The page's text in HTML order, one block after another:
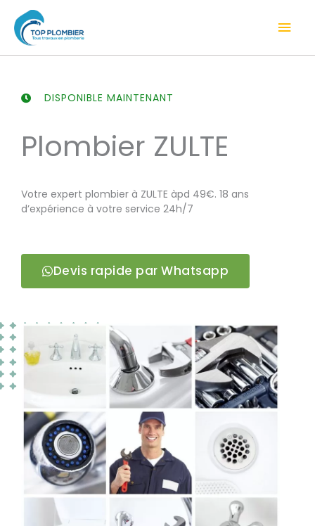
contenu
DISPONIBLE MAINTENANT
Plombier ZULTE
Votre expert plombier à ZULTE àpd 49€. 18 ans
d’expérience à votre service 24h/7
Devis rapide par Whatsapp